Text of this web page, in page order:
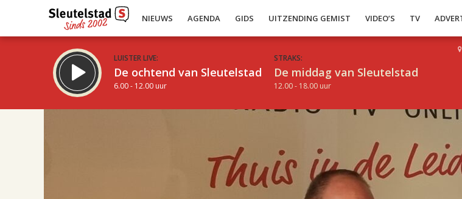
NIEUWS AGENDA GIDS UITZENDING GEMIST VIDEO’S TV
LUISTER LIVE:
De ochtend van Sleutelstad
6.00 - 12.00 uur
STRAKS:
De middag van Sleutelstad
12.00 - 18.00 uur